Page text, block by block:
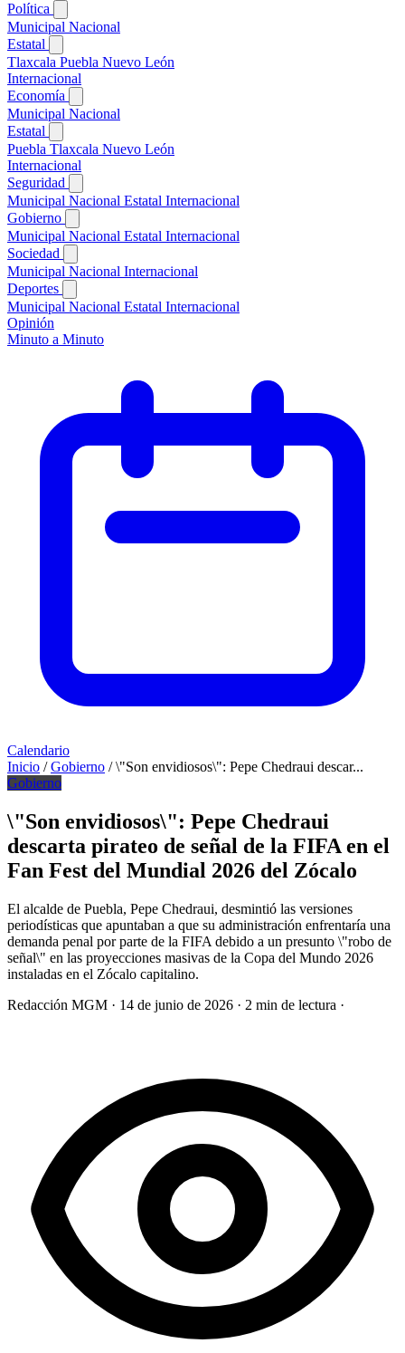
Política
Municipal Nacional
Estatal
Tlaxcala Puebla Nuevo León
Internacional
Economía
Municipal Nacional
Estatal
Puebla Tlaxcala Nuevo León
Internacional
Seguridad
Municipal Nacional Estatal Internacional
Gobierno
Municipal Nacional Estatal Internacional
Sociedad
Municipal Nacional Internacional
Deportes
Municipal Nacional Estatal Internacional
Opinión
Minuto a Minuto
Calendario
Inicio / Gobierno / \"Son envidiosos\": Pepe Chedraui descar...
Gobierno
\"Son envidiosos\": Pepe Chedraui
descarta pirateo de señal de la FIFA en el
Fan Fest del Mundial 2026 del Zócalo
El alcalde de Puebla, Pepe Chedraui, desmintió las versiones
periodísticas que apuntaban a que su administración enfrentaría una
demanda penal por parte de la FIFA debido a un presunto \"robo de
señal\" en las proyecciones masivas de la Copa del Mundo 2026
instaladas en el Zócalo capitalino.
Redacción MGM · 14 de junio de 2026 · 2 min de lectura ·